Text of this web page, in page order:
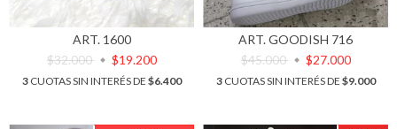
ART. 1600
$32.000
$19.200
3CUOTAS SIN INTERÉS DE $6.400
ART. GOODISH 716
$45.000
$27.000
3CUOTAS SIN INTERÉS DE $9.000